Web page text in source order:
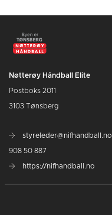
Nøtterøy Håndball Elite
Postboks 2011
3103 Tønsberg
styreleder@nifhandball.no
908 50 887
https://nifhandball.no